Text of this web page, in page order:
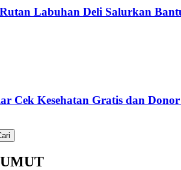
Labuhan Deli Salurkan
Cek Kesehatan Gratis dan